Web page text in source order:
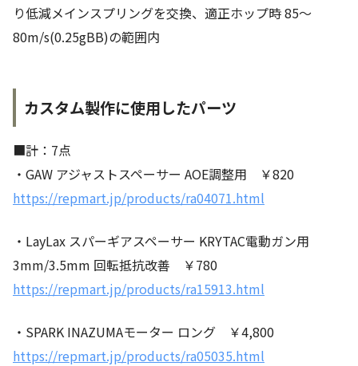
り低減メインスプリングを交換、適正ホップ時 85～
80m/s(0.25gBB)の範囲内
カスタム製作に使用したパーツ
■計：7点
・GAW アジャストスペーサー AOE調整用 ￥820
https://repmart.jp/products/ra04071.html
・LayLax スパーギアスペーサー KRYTAC電動ガン用
3mm/3.5mm 回転抵抗改善 ￥780
https://repmart.jp/products/ra15913.html
・SPARK INAZUMAモーター ロング ￥4,800
https://repmart.jp/products/ra05035.html